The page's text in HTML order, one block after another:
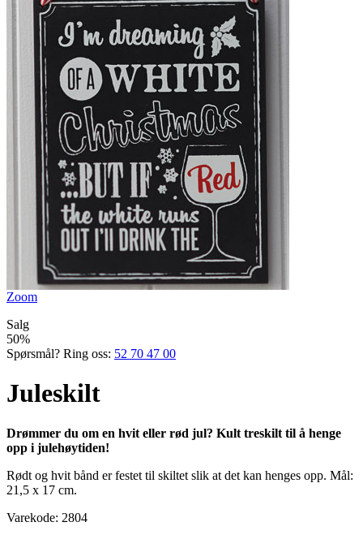
Zoom
Salg
50%
Spørsmål? Ring oss: 52 70 47 00
Juleskilt
Drømmer du om en hvit eller rød jul? Kult treskilt til å henge
opp i julehøytiden!
Rødt og hvit bånd er festet til skiltet slik at det kan henges opp. Mål:
21,5 x 17 cm.
Varekode: 2804